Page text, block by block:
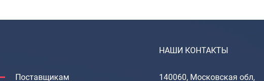
Поставщикам
НАШИ КОНТАКТЫ
140060, Московская обл,